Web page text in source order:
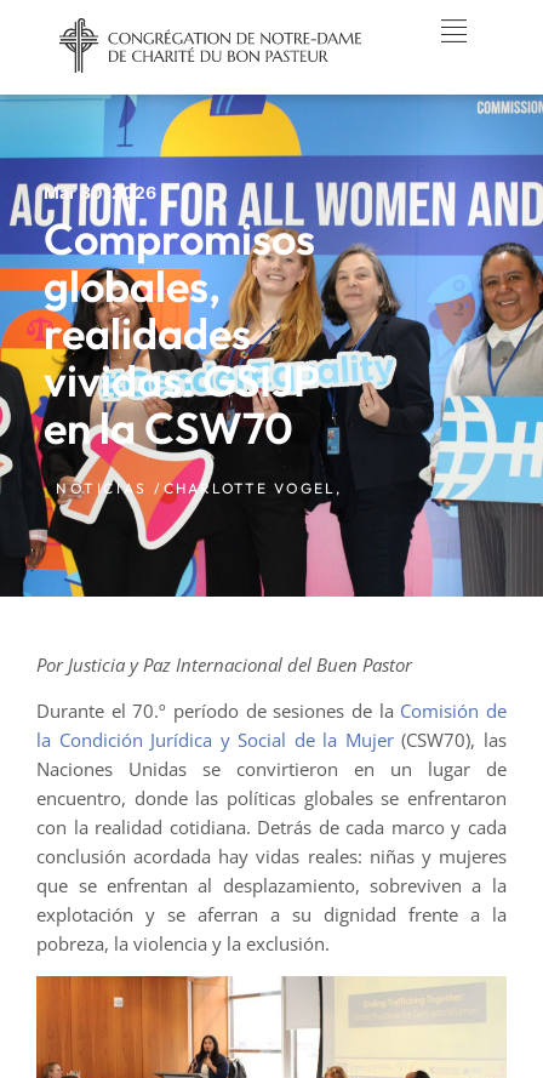
Mar 30, 2026
Compromisos
globales,
realidades
vividas: GSIJP
en la CSW70
NOTICIAS / CHARLOTTE VOGEL,
Por Justicia y Paz Internacional del Buen Pastor
Durante el 70.º período de sesiones de la Comisión de
la Condición Jurídica y Social de la Mujer(CSW70), las
Naciones Unidas se convirtieron en un lugar de
encuentro, donde las políticas globales se enfrentaron
con la realidad cotidiana. Detrás de cada marco y cada
conclusión acordada hay vidas reales: niñas y mujeres
que se enfrentan al desplazamiento, sobreviven a la
explotación y se aferran a su dignidad frente a la
pobreza, la violencia y la exclusión.